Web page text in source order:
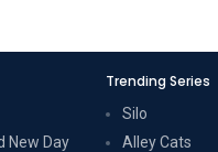
New Day
Trending Series
Silo
Alley Cats